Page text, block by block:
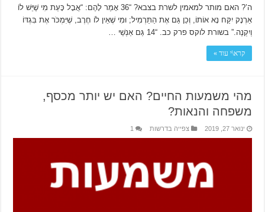
ה’? האם מותר למאמין לשרת בצבא? “36 אָמַר לָהֶם: “אֲבָל כָּעֵת מִי שֶׁיֵּשׁ לוֹ
אַרְנָק יִקַּח נָא אוֹתוֹ, וְכֵן גַּם אֶת הַתַּרְמִיל; וּמִי שֶׁאֵין לוֹ חֶרֶב, שֶׁיִּמְכֹּר אֶת בִּגְדּוֹ
וְיִקְנֶה.” בשורת לוקס פרק כב. “14 גַּם אַנְשֵׁי …
קרא\י עוד »
מהי משמעות החיים? האם יש יותר מכסף,
משפחה והנאות?
ינואר 27, 2019 צפייה בדרשות 1